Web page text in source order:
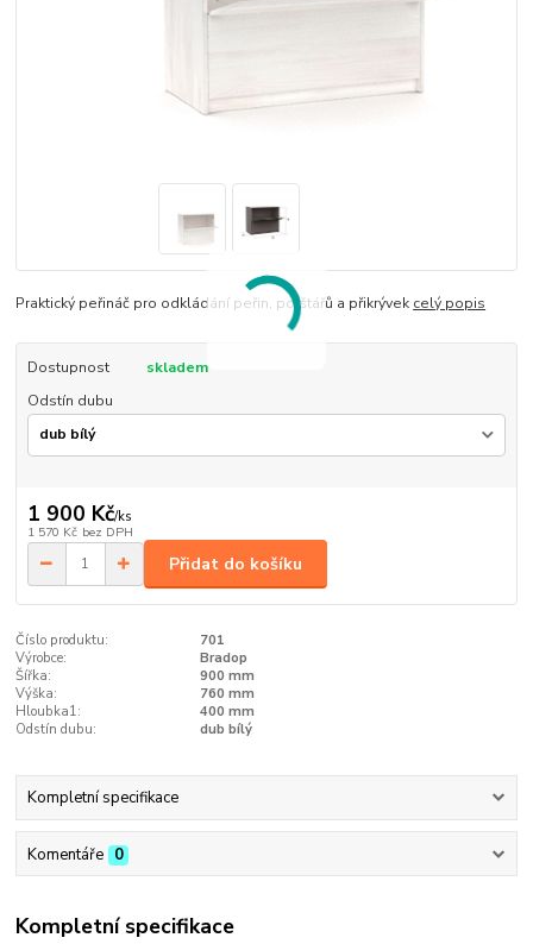
Praktický peřináč pro odkládání peřin, polštářů a přikrývek celý popis
Dostupnost
skladem
Odstín dubu
1 900 Kč/ks
1 570 Kč bez DPH
Přidat do košíku
Číslo produktu:
701
Výrobce:
Bradop
Šířka:
900 mm
Výška:
760 mm
Hloubka1:
400 mm
Odstín dubu:
dub bílý
Kompletní specifikace
Komentáře 0
Kompletní specifikace